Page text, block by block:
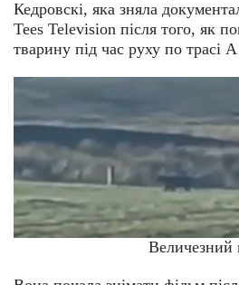
Кедровскі, яка зняла
Tees Television після того, як
тварину під час руху по трасі
Величезний